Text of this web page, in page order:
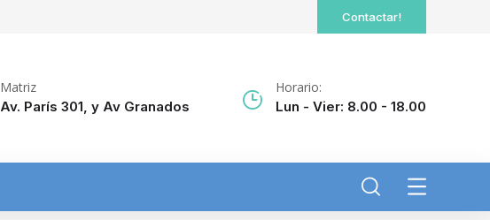
Contactar!
Matriz
Av. París 301, y Av Granados
Horario:
Lun - Vier: 8.00 - 18.00